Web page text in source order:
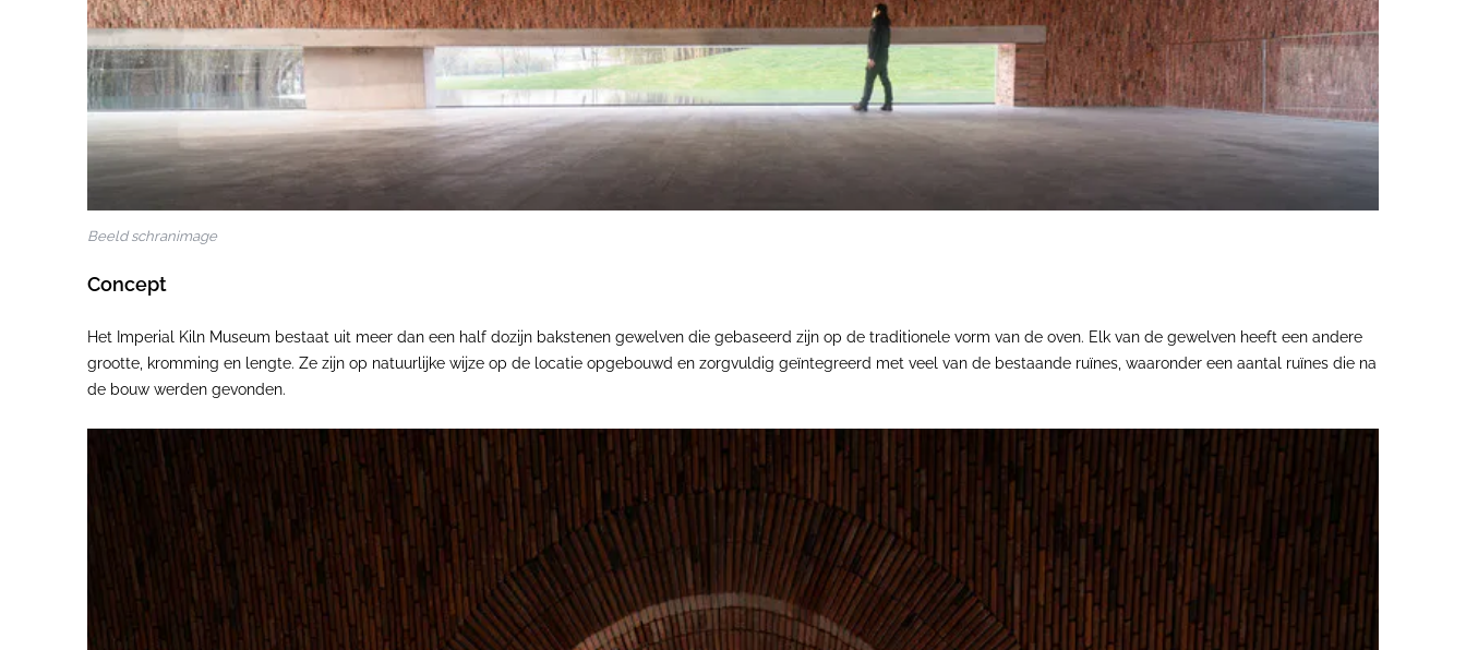
Beeld schranimage
Concept
Het Imperial Kiln Museum bestaat uit meer dan een half dozijn bakstenen gewelven die gebaseerd zijn op de traditionele vorm van de oven. Elk van de gewelven heeft een andere
grootte, kromming en lengte. Ze zijn op natuurlijke wijze op de locatie opgebouwd en zorgvuldig geïntegreerd met veel van de bestaande ruïnes, waaronder een aantal ruïnes die na
de bouw werden gevonden.